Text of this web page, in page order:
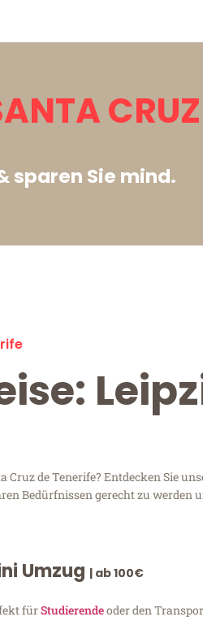
CRUZ
sparen Sie mind.
de Tenerife? Entdecken Sie
Bedürfnissen gerecht zu werden
Umzug | ab 100€
fürStudierendeoder den